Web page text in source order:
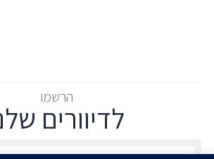
הרשמו
לדיוורים